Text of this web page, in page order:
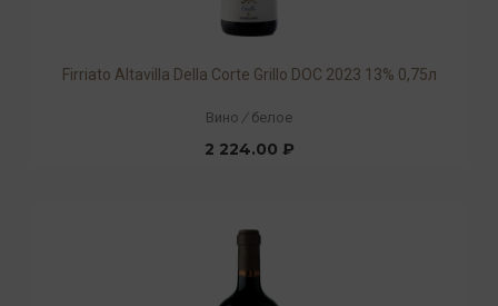
Firriato Altavilla Della Corte Grillo DOC 2023 13% 0,75л
Вино / белое
2 224.00 ₽